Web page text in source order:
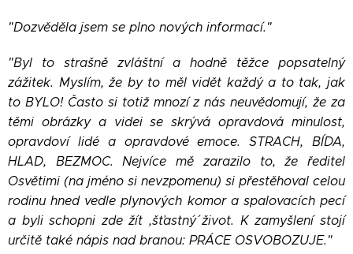
"Dozvěděla jsem se plno nových informací."
"Byl to strašně zvláštní a hodně těžce popsatelný
zážitek. Myslím, že by to měl vidět každý a to tak, jak
to BYLO! Často si totiž mnozí z nás neuvědomují, že za
těmi obrázky a videi se skrývá opravdová minulost,
opravdoví lidé a opravdové emoce. STRACH, BÍDA,
HLAD, BEZMOC. Nejvíce mě zarazilo to, že ředitel
Osvětimi (na jméno si nevzpomenu) si přestěhoval celou
rodinu hned vedle plynových komor a spalovacích pecí
a byli schopni zde žít ,šťastný´ život. K zamyšlení stojí
určitě také nápis nad branou: PRÁCE OSVOBOZUJE."